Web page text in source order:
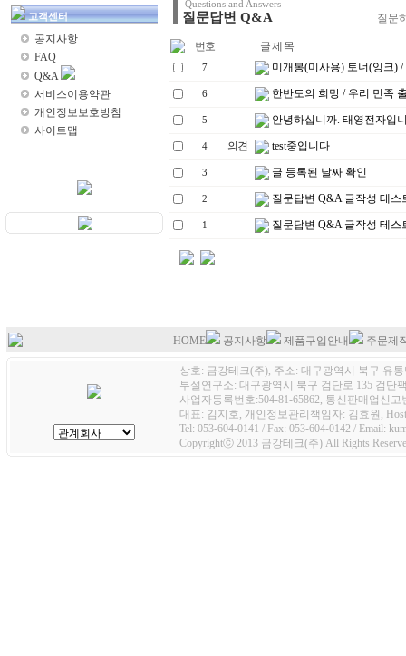
고객센터
공지사항
FAQ
Q&A
서비스이용약관
개인정보보호방침
사이트맵
Questions and Answers
질문답변 Q&A 질문
번호 글 제 목
7 미개봉(미사용) 토너(잉크)
6 한반도의 희망 / 우리 민족
5 안녕하십니까. 태영전자입
4 의견 test중입니다
3 글 등록된 날짜 확인
2 질문답변 Q&A 글작성 테스
1 질문답변 Q&A 글작성 테스
HOME 공지사항 제품구입안내 주문제
상호: 금강테크(주), 주소: 대구광역시 북구 유
부설연구소: 대구광역시 북구 검단로 135 검단
사업자등록번호:504-81-65862, 통신판매업신고
대표: 김지호, 개인정보관리책임자: 김효원,
Tel: 053-604-0141 / Fax: 053-604-0142 / Email:
Copyrightⓒ 2013 금강테크(주) All Rights